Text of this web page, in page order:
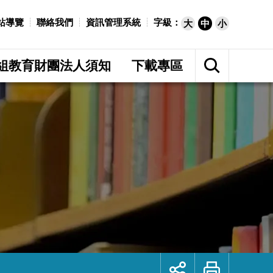
導覽 聯絡我們 資訊管理系統 字級： 大 中 小
教育財團法人須知 下載專區
展
開
網
站
尋
展
列